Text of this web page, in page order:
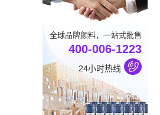
全球品牌颜料，一站式批售
400-006-1223
24小时热线